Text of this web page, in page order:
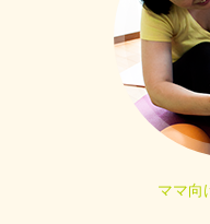
ママ向